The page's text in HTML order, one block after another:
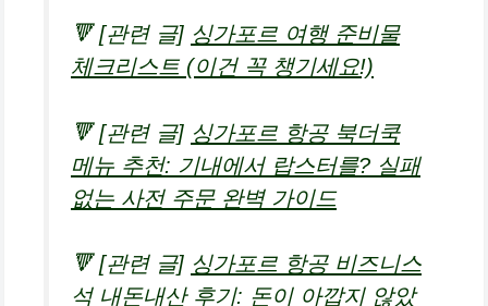
🔻 [관련 글] 싱가포르 여행 준비물
체크리스트 (이건 꼭 챙기세요!)
🔻 [관련 글] 싱가포르 항공 북더쿡
메뉴 추천: 기내에서 랍스터를? 실패
없는 사전 주문 완벽 가이드
🔻 [관련 글] 싱가포르 항공 비즈니스
석 내돈내산 후기: 돈이 아깝지 않았